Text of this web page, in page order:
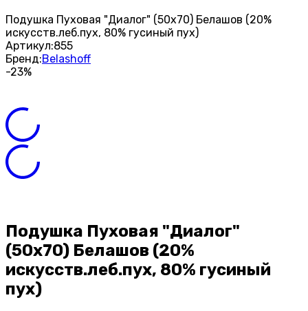
Подушка Пуховая "Диалог" (50х70) Белашов (20%
искусств.леб.пух, 80% гусиный пух)
Артикул:855
Бренд:Belashoff
-23%
Подушка Пуховая "Диалог"
(50х70) Белашов (20%
искусств.леб.пух, 80% гусиный
пух)